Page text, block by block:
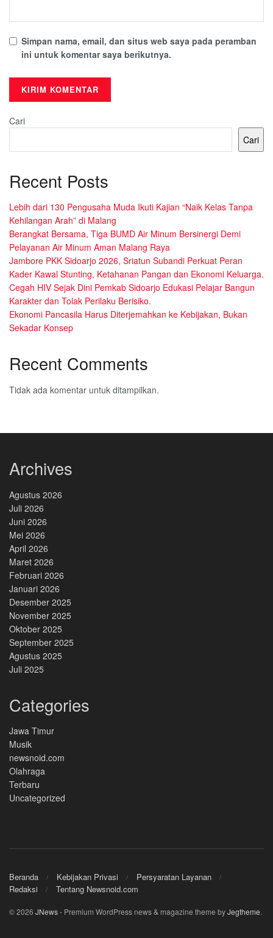
Simpan nama, email, dan situs web saya pada peramban
ini untuk komentar saya berikutnya.
Cari
Cari
Recent Posts
Lebih dari 130 Pengusaha Muda Ikuti Kajian “Naik Kelas Tanpa
Kehilangan Arah” di Malang
Berangkat Bersama, Tiga BUMD Air Minum Bersinergi Demi
Pelayanan Air Minum Aman Malang Raya
Jambore PKK Sidoarjo 2026, Sriatun Subandi Perkuat Peran
Kader Kawal Stunting, Ketahanan Pangan dan Ekonomi Keluarga.
Cegah HIV Sejak Dini Pemkab Sidoarjo Edukasi Pelajar Bangun
Karakter dan Tolak Perilaku Berisiko.
Ekonomi Pancasila Harus Diterjemahkan ke Kebijakan, Bukan
Sekadar Konsep
Recent Comments
Tidak ada komentar untuk ditampilkan.
Archives
Agustus 2026
Juli 2026
Juni 2026
Mei 2026
April 2026
Maret 2026
Februari 2026
Januari 2026
Desember 2025
November 2025
Oktober 2025
September 2025
Agustus 2025
Juli 2025
Categories
Jawa Timur
Musik
newsnoid.com
Olahraga
Terbaru
Uncategorized
Beranda Kebijakan Privasi
Persyaratan Layanan
Redaksi
Tentang Newsnoid.com
© 2026 JNews- Premium WordPress news & magazine theme byJegtheme.